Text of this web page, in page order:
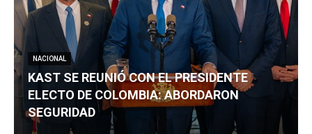
NACIONAL
KAST SE REUNIÓ CON EL PRESIDENTE
ELECTO DE COLOMBIA: ABORDARON
SEGURIDAD